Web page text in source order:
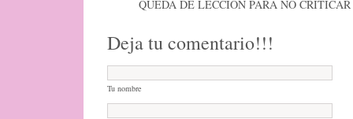
QUEDA DE LECCION PARA NO CRITICAR
Deja tu comentario!!!
Tu nombre